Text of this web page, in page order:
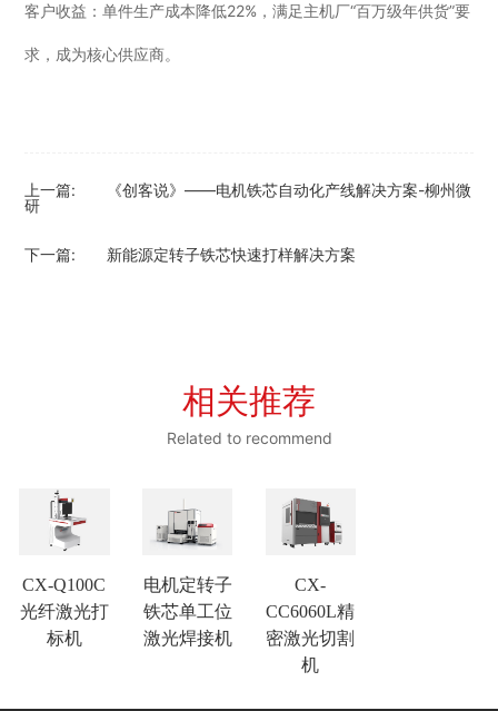
客户收益：单件生产成本降低22%，满足主机厂“百万级年供货”要
求，成为核心供应商。
上一篇:
《创客说》——电机铁芯自动化产线解决方案-柳州微
研
下一篇: 新能源定转子铁芯快速打样解决方案
相关推荐
Related to recommend
CX-Q100C
光纤激光打
标机
电机定转子
铁芯单工位
激光焊接机
CX-
CC6060L精
密激光切割
机